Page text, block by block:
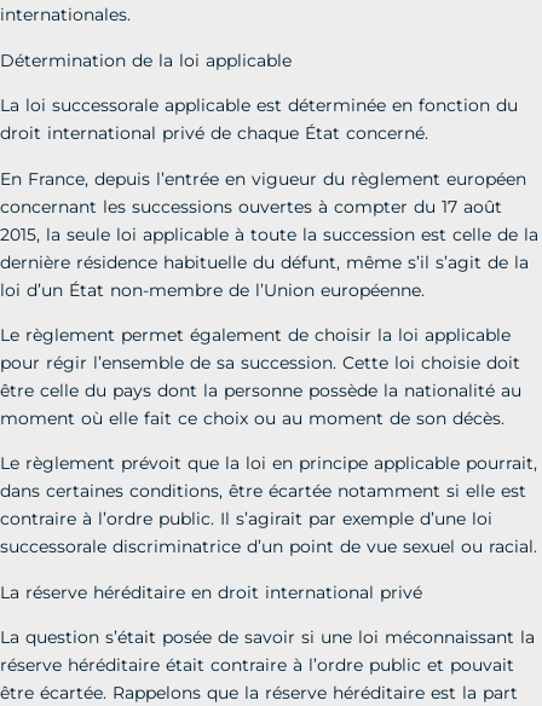
internationales.
Détermination de la loi applicable
La loi successorale applicable est déterminée en fonction du
droit international privé de chaque État concerné.
En France, depuis l’entrée en vigueur du règlement européen
concernant les successions ouvertes à compter du 17 août
2015, la seule loi applicable à toute la succession est celle de la
dernière résidence habituelle du défunt, même s’il s’agit de la
loi d’un État non-membre de l’Union européenne.
Le règlement permet également de choisir la loi applicable
pour régir l’ensemble de sa succession. Cette loi choisie doit
être celle du pays dont la personne possède la nationalité au
moment où elle fait ce choix ou au moment de son décès.
Le règlement prévoit que la loi en principe applicable pourrait,
dans certaines conditions, être écartée notamment si elle est
contraire à l’ordre public. Il s’agirait par exemple d’une loi
successorale discriminatrice d’un point de vue sexuel ou racial.
La réserve héréditaire en droit international privé
La question s’était posée de savoir si une loi méconnaissant la
réserve héréditaire était contraire à l’ordre public et pouvait
être écartée. Rappelons que la réserve héréditaire est la part